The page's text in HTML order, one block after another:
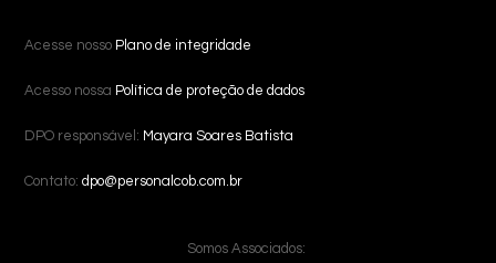
Acesse nosso Plano de integridade
Acesso nossa Política de proteção de dados
DPO responsável: Mayara Soares Batista
Contato:dpo@personalcob.com.br
Somos Associados: